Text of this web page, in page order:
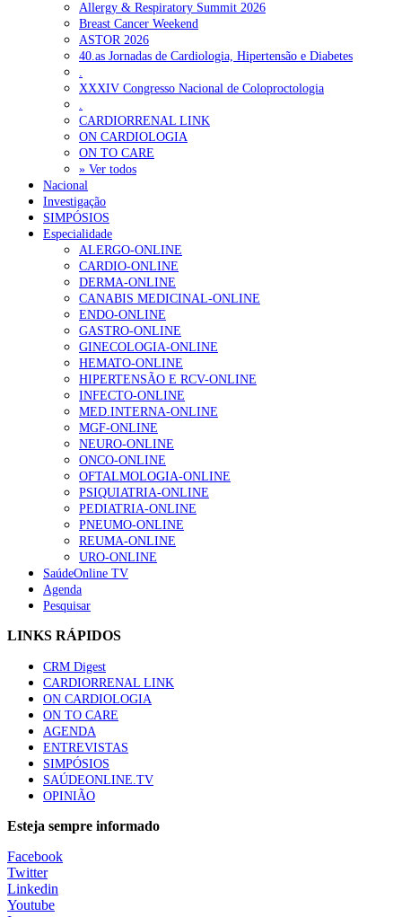
Allergy & Respiratory Summit 2026
Breast Cancer Weekend
ASTOR 2026
40.as Jornadas de Cardiologia, Hipertensão e Diabetes
.
XXXIV Congresso Nacional de Coloproctologia
.
CARDIORRENAL LINK
ON CARDIOLOGIA
ON TO CARE
» Ver todos
Nacional
Investigação
SIMPÓSIOS
Especialidade
ALERGO-ONLINE
CARDIO-ONLINE
DERMA-ONLINE
CANABIS MEDICINAL-ONLINE
ENDO-ONLINE
GASTRO-ONLINE
GINECOLOGIA-ONLINE
HEMATO-ONLINE
HIPERTENSÃO E RCV-ONLINE
INFECTO-ONLINE
MED.INTERNA-ONLINE
MGF-ONLINE
NEURO-ONLINE
ONCO-ONLINE
OFTALMOLOGIA-ONLINE
PSIQUIATRIA-ONLINE
PEDIATRIA-ONLINE
PNEUMO-ONLINE
REUMA-ONLINE
URO-ONLINE
SaúdeOnline TV
Agenda
Pesquisar
LINKS RÁPIDOS
CRM Digest
CARDIORRENAL LINK
ON CARDIOLOGIA
ON TO CARE
AGENDA
ENTREVISTAS
SIMPÓSIOS
SAÚDEONLINE.TV
OPINIÃO
Esteja sempre informado
Facebook
Twitter
Linkedin
Youtube